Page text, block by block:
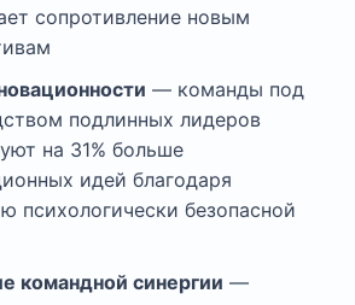
сопротивление новым
— команды под
подлинных лидеров
на 31% больше
идей благодаря
психологически безопасной
командной синергии —